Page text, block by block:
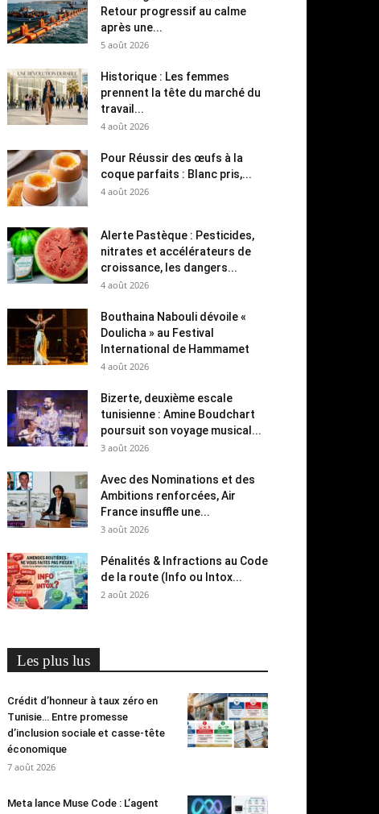
Retour progressif au calme
après une...
5 août 2026
Historique : Les femmes
prennent la tête du marché du
travail...
4 août 2026
Pour Réussir des œufs à la
coque parfaits : Blanc pris,...
4 août 2026
Alerte Pastèque : Pesticides,
nitrates et accélérateurs de
croissance, les dangers...
4 août 2026
Bouthaina Nabouli dévoile «
Doulicha » au Festival
International de Hammamet
4 août 2026
Bizerte, deuxième escale
tunisienne : Amine Boudchart
poursuit son voyage musical...
3 août 2026
Avec des Nominations et des
Ambitions renforcées, Air
France insuffle une...
3 août 2026
Pénalités & Infractions au Code
de la route (Info ou Intox...
2 août 2026
Les plus lus
Crédit d’honneur à taux zéro en
Tunisie… Entre promesse
d’inclusion sociale et casse-tête
économique
7 août 2026
Meta lance Muse Code : L’agent